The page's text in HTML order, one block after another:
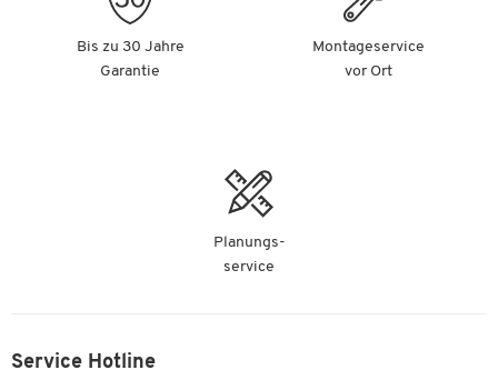
Bis zu 30 Jahre
Garantie
Montageservice
vor Ort
Planungs-
service
Service Hotline